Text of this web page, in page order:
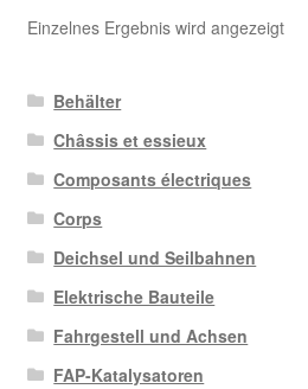
Einzelnes Ergebnis wird angezeigt
Behälter
Châssis et essieux
Composants électriques
Corps
Deichsel und Seilbahnen
Elektrische Bauteile
Fahrgestell und Achsen
FAP-Katalysatoren